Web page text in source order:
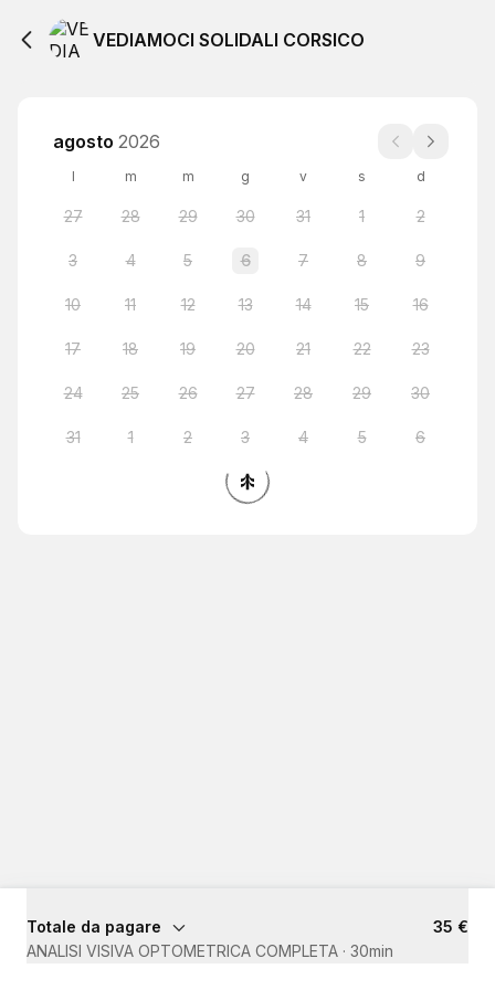
VEDIAMOCI SOLIDALI CORSICO
agosto 2026
l m m g v s d
27 28 29 30 31 1 2
3 4 5 6 7 8 9
10 11 12 13 14 15 16
17 18 19 20 21 22 23
24 25 26 27 28 29 30
31 1 2 3 4 5 6
Totale da pagare
35 €
ANALISI VISIVA OPTOMETRICA COMPLETA · 30min